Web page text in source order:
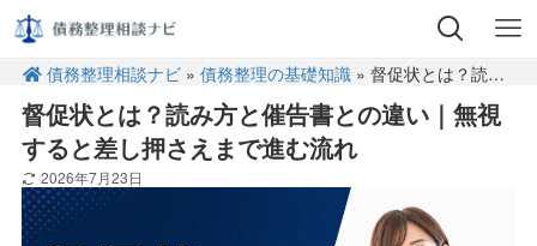
債務整理相談ナビ »債務整理の基礎知識 » 督促状とは？読み方と催告書との違い｜無視すると差し押さえまで進む流れ
督促状とは？読み方と催告書との違い｜無視
すると差し押さえまで進む流れ
2026年7月23日